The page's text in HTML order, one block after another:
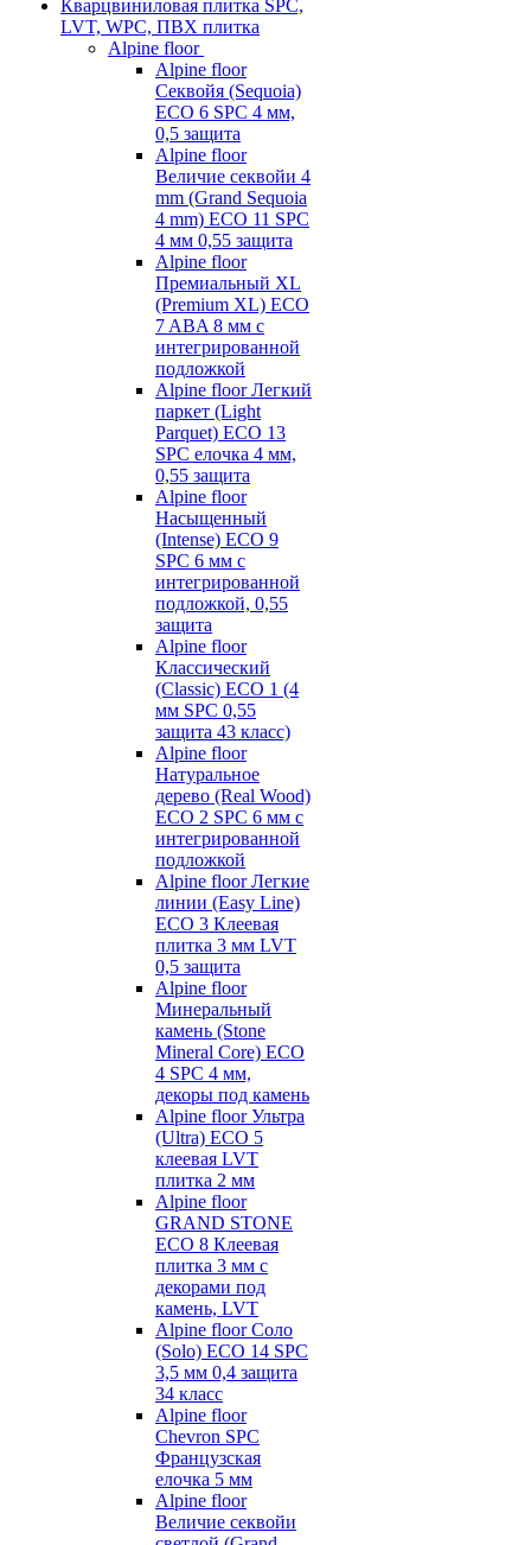
Кварцвиниловая плитка SPC,
LVT, WPC, ПВХ плитка
Alpine floor
Alpine floor
Секвойя (Sequoia)
ECO 6 SPC 4 мм,
0,5 защита
Alpine floor
Величие секвойи 4
mm (Grand Sequoia
4 mm) ECO 11 SPC
4 мм 0,55 защита
Alpine floor
Премиальный XL
(Premium XL) ECO
7 ABA 8 мм с
интегрированной
подложкой
Alpine floor Легкий
паркет (Light
Parquet) ECO 13
SPC елочка 4 мм,
0,55 защита
Alpine floor
Насыщенный
(Intense) ECO 9
SPC 6 мм с
интегрированной
подложкой, 0,55
защита
Alpine floor
Классический
(Classic) ECO 1 (4
мм SPC 0,55
защита 43 класс)
Alpine floor
Натуральное
дерево (Real Wood)
ECO 2 SPC 6 мм с
интегрированной
подложкой
Alpine floor Легкие
линии (Easy Line)
ECO 3 Клеевая
плитка 3 мм LVT
0,5 защита
Alpine floor
Минеральный
камень (Stone
Mineral Core) ECO
4 SPC 4 мм,
декоры под камень
Alpine floor Ультра
(Ultra) ECO 5
клеевая LVT
плитка 2 мм
Alpine floor
GRAND STONE
ECO 8 Клеевая
плитка 3 мм с
декорами под
камень, LVT
Alpine floor Соло
(Solo) ECO 14 SPC
3,5 мм 0,4 защита
34 класс
Alpine floor
Chevron SPC
Французская
елочка 5 мм
Alpine floor
Величие секвойи